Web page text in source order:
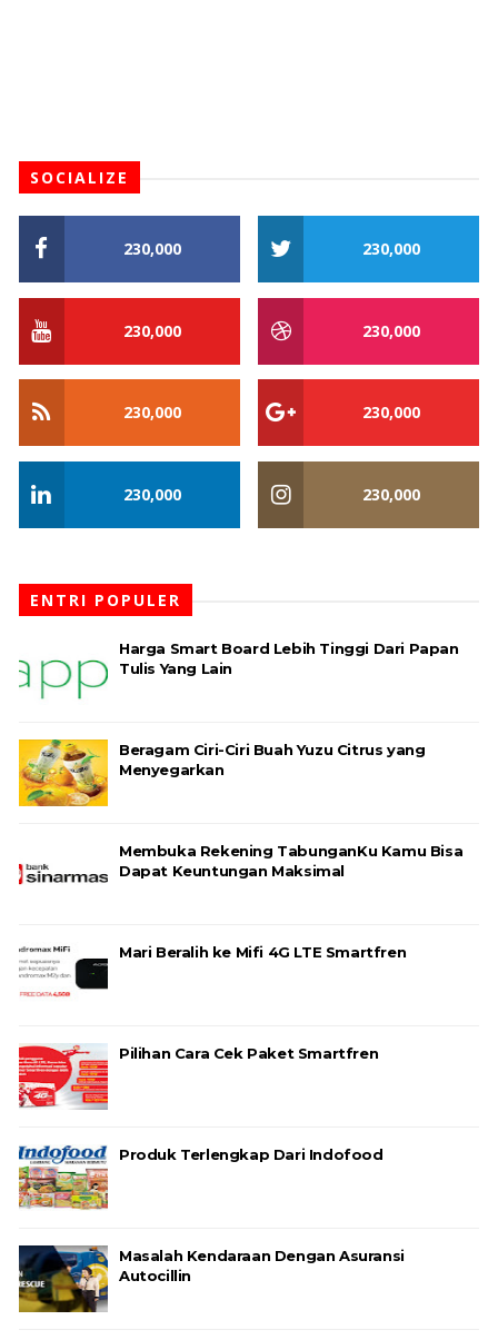
SOCIALIZE
230,000 230,000
230,000 230,000
230,000 230,000
230,000 230,000
ENTRI POPULER
Harga Smart Board Lebih Tinggi Dari Papan
Tulis Yang Lain
Beragam Ciri-Ciri Buah Yuzu Citrus yang
Menyegarkan
Membuka Rekening TabunganKu Kamu Bisa
Dapat Keuntungan Maksimal
Mari Beralih ke Mifi 4G LTE Smartfren
Pilihan Cara Cek Paket Smartfren
Produk Terlengkap Dari Indofood
Masalah Kendaraan Dengan Asuransi
Autocillin